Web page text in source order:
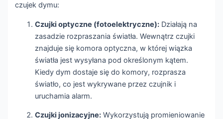
czujek dymu:
Czujki optyczne (fotoelektryczne): Działają na
zasadzie rozpraszania światła. Wewnątrz czujki
znajduje się komora optyczna, w której wiązka
światła jest wysyłana pod określonym kątem.
Kiedy dym dostaje się do komory, rozprasza
światło, co jest wykrywane przez czujnik i
uruchamia alarm.
Czujki jonizacyjne: Wykorzystują promieniowanie